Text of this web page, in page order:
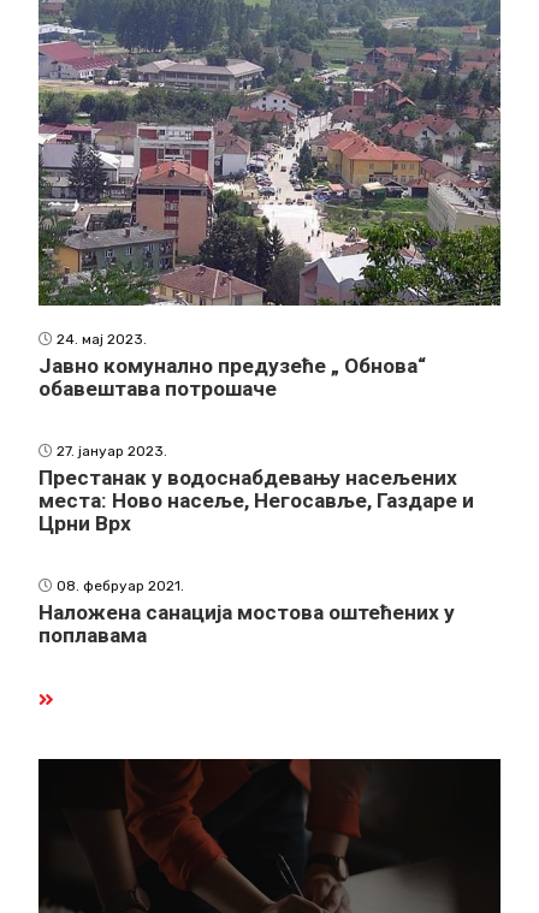
24. мај 2023.
Јавно комунално предузеће „ Обнова“
обавештава потрошаче
27. јануар 2023.
Престанак у водоснабдевању насељених
места: Ново насеље, Негосавље, Газдаре и
Црни Врх
08. фебруар 2021.
Наложена санација мостова оштећених у
поплавама